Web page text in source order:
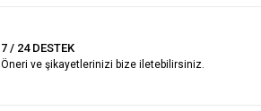
7 / 24 DESTEK
Öneri ve şikayetlerinizi bize iletebilirsiniz.